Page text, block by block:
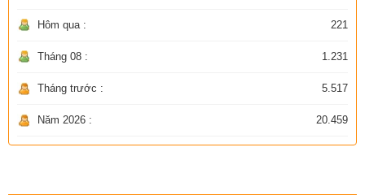
Hôm qua : 221
Tháng 08 : 1.231
Tháng trước : 5.517
Năm 2026 : 20.459